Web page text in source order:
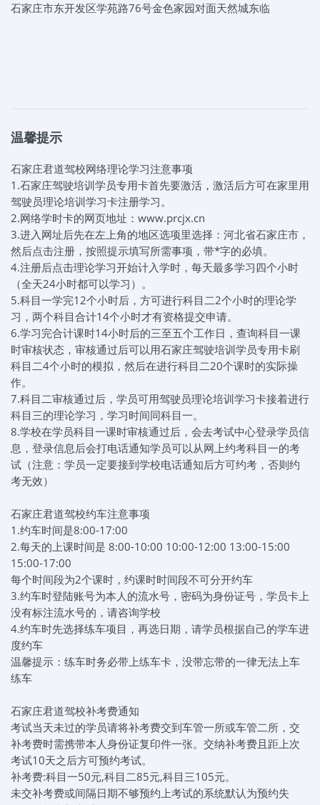
石家庄市东开发区学苑路76号金色家园对面天然城东临
温馨提示
石家庄君道驾校网络理论学习注意事项
1.石家庄驾驶培训学员专用卡首先要激活，激活后方可在家里用
驾驶员理论培训学习卡注册学习。
2.网络学时卡的网页地址：www.prcjx.cn
3.进入网址后先在左上角的地区选项里选择：河北省石家庄市，
然后点击注册，按照提示填写所需事项，带*字的必填。
4.注册后点击理论学习开始计入学时，每天最多学习四个小时
（全天24小时都可以学习）。
5.科目一学完12个小时后，方可进行科目二2个小时的理论学
习，两个科目合计14个小时才有资格提交申请。
6.学习完合计课时14小时后的三至五个工作日，查询科目一课
时审核状态，审核通过后可以用石家庄驾驶培训学员专用卡刷
科目二4个小时的模拟，然后在进行科目二20个课时的实际操
作。
7.科目二审核通过后，学员可用驾驶员理论培训学习卡接着进行
科目三的理论学习，学习时间同科目一。
8.学校在学员科目一课时审核通过后，会去考试中心登录学员信
息，登录信息后会打电话通知学员可以从网上约考科目一的考
试（注意：学员一定要接到学校电话通知后方可约考，否则约
考无效）
石家庄君道驾校约车注意事项
1.约车时间是8:00-17:00
2.每天的上课时间是 8:00-10:00 10:00-12:00 13:00-15:00
15:00-17:00
每个时间段为2个课时，约课时时间段不可分开约车
3.约车时登陆账号为本人的流水号，密码为身份证号，学员卡上
没有标注流水号的，请咨询学校
4.约车时先选择练车项目，再选日期，请学员根据自己的学车进
度约车
温馨提示：练车时务必带上练车卡，没带忘带的一律无法上车
练车
石家庄君道驾校补考费通知
考试当天未过的学员请将补考费交到车管一所或车管二所，交
补考费时需携带本人身份证复印件一张。交纳补考费且距上次
考试10天之后方可预约考试。
补考费:科目一50元,科目二85元,科目三105元。
未交补考费或间隔日期不够预约上考试的系统默认为预约失